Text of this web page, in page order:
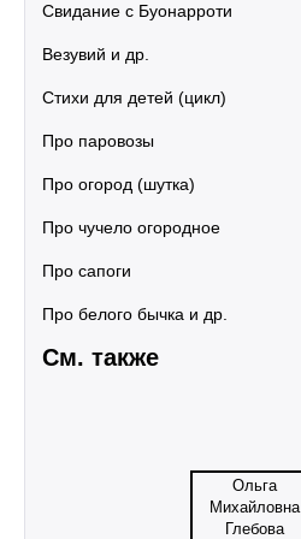
Свидание с Буонарроти
Везувий и др.
Стихи для детей (цикл)
Про паровозы
Про огород (шутка)
Про чучело огородное
Про сапоги
Про белого бычка и др.
См. также
Ольга
Михайловна
Глебова